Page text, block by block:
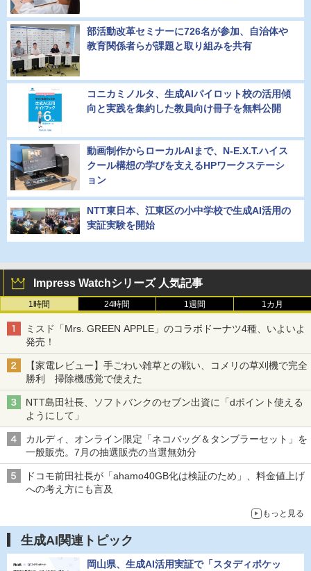
部活動改革セミナーに726名が参加、自治体や
教育関係者らが課題と取り組みを共有
コニカミノルタ、生成AIパイロット校の活用傾
向と実践を集約した教員向け冊子を無料公開
動画制作からローカルAIまで、N-E.X.T.ハイス
クール構想の学びを支えるHPワークステーシ
ョン
NTT東日本、江東区の小中学校で生成AI活用の
実証実験を開始
Impress Watchシリーズ 人気記事
1時間 24時間 1週間 1カ月
ミスド「Mrs. GREEN APPLE」のコラボドーナツ4種、いよいよ
発売！
【家電レビュー】手ごわい雑草との戦い、コメリの草刈機で完全
勝利 掃除機感覚で使えた
NTT島田社長、ソフトバンクのセブン出資に「dポイント使える
ようにして」
カルディ、オンライン限定「ネコバッグ＆タンブラーセット」を
一般販売。7月の抽選販売の当選無効分
ドコモ前田社長が「ahamo40GB化は検証のため」、料金値上げ
への考え方にも言及
もっと見る
生成AI関連トピック
岡山県、生成AI活用実証で「スタディポケッ